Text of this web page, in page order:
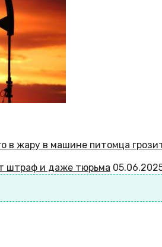
штраф и даже тюрьма